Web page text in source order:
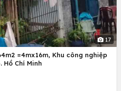
17
=4mx16m, Khu công nghiệp
Hồ Chí Minh